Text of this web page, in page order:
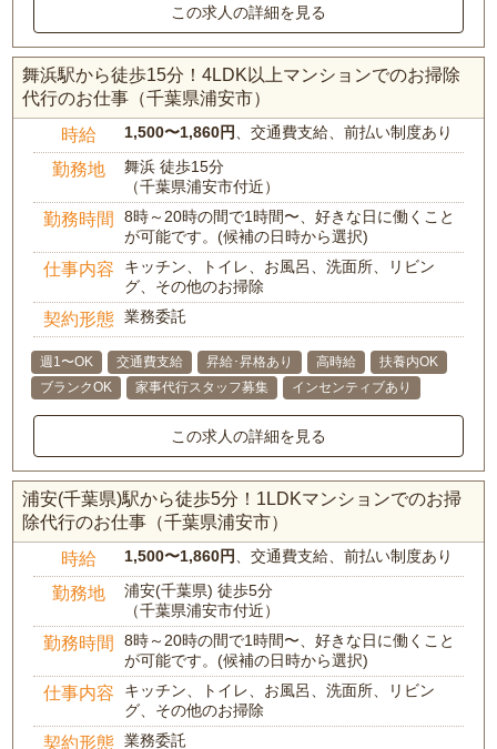
この求人の詳細を見る
舞浜駅から徒歩15分！4LDK以上マンションでのお掃除
代行のお仕事（千葉県浦安市）
時給 1,500〜1,860円 、交通費支給、前払い制度あり
勤務地
舞浜 徒歩15分
（千葉県浦安市付近）
勤務時間
8時～20時の間で1時間〜、好きな日に働くこと
が可能です。(候補の日時から選択)
仕事内容
キッチン、トイレ、お風呂、洗面所、リビン
グ、その他のお掃除
契約形態 業務委託
週1〜OK 交通費支給 昇給･昇格あり 高時給
扶養内OK
ブランクOK
家事代行スタッフ募集 インセンティブあり
この求人の詳細を見る
浦安(千葉県)駅から徒歩5分！1LDKマンションでのお掃
除代行のお仕事（千葉県浦安市）
時給 1,500〜1,860円 、交通費支給、前払い制度あり
勤務地
浦安(千葉県) 徒歩5分
（千葉県浦安市付近）
勤務時間
8時～20時の間で1時間〜、好きな日に働くこと
が可能です。(候補の日時から選択)
仕事内容
キッチン、トイレ、お風呂、洗面所、リビン
グ、その他のお掃除
契約形態 業務委託